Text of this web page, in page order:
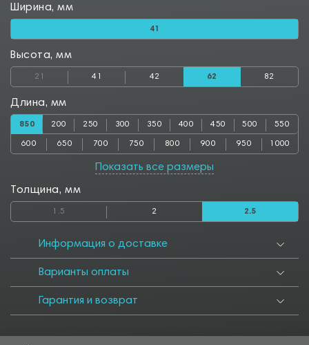
Ширина, мм
41
Высота, мм
21 41 42 62 82
Длина, мм
850 200 250 300 350 400 450 500 550
600 650 700 750 800 900 950 1000
Показать все размеры
Толщина, мм
1.5 2 2.5
Информация о доставке
Варианты оплаты
Гарантия и возврат